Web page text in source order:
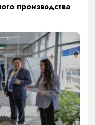
производства